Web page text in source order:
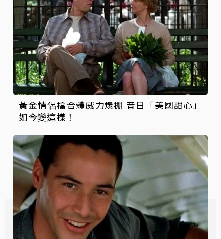
黃金情侶檔合體威力爆棚 昔日「美國甜心」
如今變這樣！